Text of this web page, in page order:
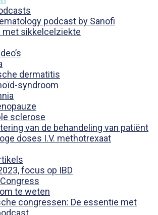
podcast by Sanofi
met sikkelcelziekte
dermatitis
syndroom
sclerose
van de behandeling van patiënt
doses I.V. methotrexaat
focus op IBD
Congress
te weten
congressen: De essentie met